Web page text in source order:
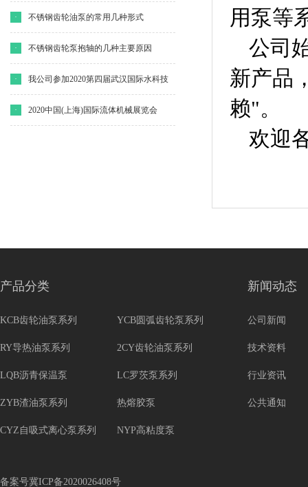
· 不锈钢齿轮油泵的常用几种形式
· 不锈钢齿轮泵抱轴的几种主要原因
· 我公司参加2020第四届武汉国际水科技
博览会
· 2020中国(上海)国际流体机械展览会
用泵等
公司
新产品
赖"。
欢迎
产品分类
KCB齿轮油泵系列 YCB圆弧齿轮泵系列
RY导热油泵系列 2CY齿轮油泵系列
LQB沥青保温泵 LC罗茨泵系列
ZYB渣油泵系列 热熔胶泵
CYZ自吸式离心泵系列 NYP高粘度泵
备案号冀ICP备2020026408号
新闻动态
公司新闻
技术资料
行业资讯
公共通知